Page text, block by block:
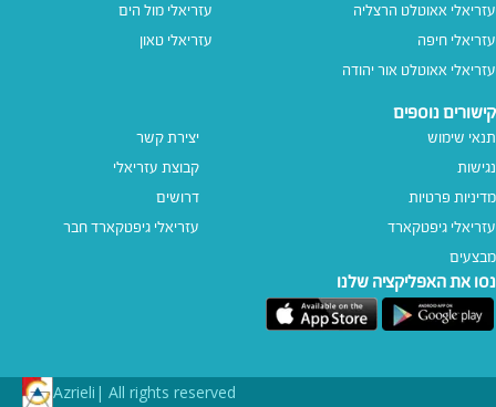
עזריאלי אאוטלט הרצליה
עזריאלי חיפה
עזריאלי אאוטלט אור יהודה
עזריאלי מול הים
עזריאלי טאון
קישורים נוספים
תנאי שימוש
נגישות
מדיניות פרטיות
עזריאלי גיפטקארד
מבצעים
יצירת קשר
קבוצת עזריאלי
דרושים
עזריאלי גיפטקארד חבר‎
נסו את האפליקציה שלנו
All rights reserved |
Azrieli